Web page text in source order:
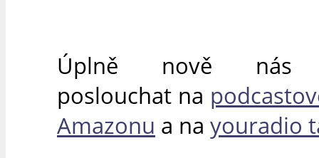
Úplně nově nás
poslouchat na
Amazonu a na youradio